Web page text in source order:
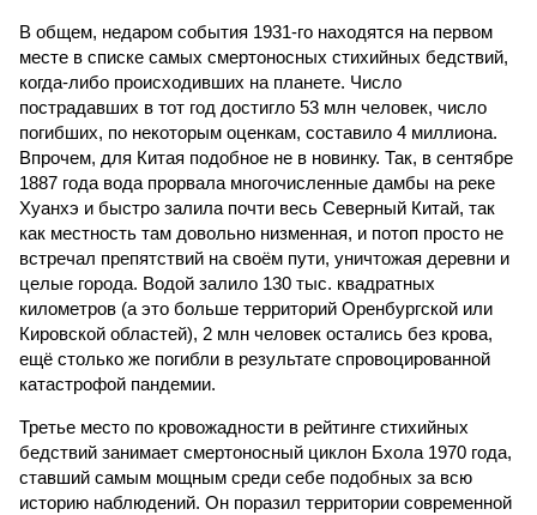
В общем, недаром события 1931-го находятся на первом
месте в списке самых смертоносных стихийных бедствий,
когда-либо происходивших на планете. Число
пострадавших в тот год достигло 53 млн человек, число
погибших, по некоторым оценкам, составило 4 миллиона.
Впрочем, для Китая подобное не в новинку. Так, в сентябре
1887 года вода прорвала многочисленные дамбы на реке
Хуанхэ и быстро залила почти весь Северный Китай, так
как местность там довольно низменная, и потоп просто не
встречал препятствий на своём пути, уничтожая деревни и
целые города. Водой залило 130 тыс. квадратных
километров (а это больше территорий Оренбургской или
Кировской областей), 2 млн человек остались без крова,
ещё столько же погибли в результате спровоцированной
катастрофой пандемии.
Третье место по кровожадности в рейтинге стихийных
бедствий занимает смертоносный циклон Бхола 1970 года,
ставший самым мощным среди себе подобных за всю
историю наблюдений. Он поразил территории современной